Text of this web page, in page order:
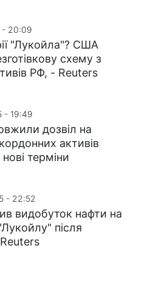
- 20:09
"Лукойла"? США
схему з
РФ, - Reuters
- 19:49
дозвіл на
активів
терміни
- 22:52
видобуток нафти на
після